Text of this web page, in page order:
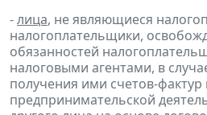
-лица, не являющиеся
налогоплательщики,
обязанностей
налоговыми агентами, в
получения ими счетов-
предпринимательской